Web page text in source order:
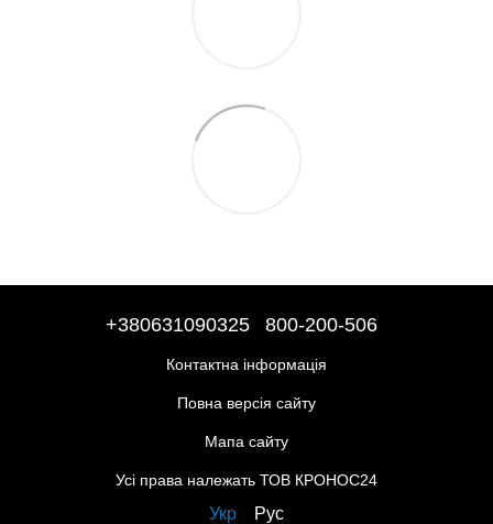
+380631090325 800-200-506
Контактна інформація
Повна версія сайту
Мапа сайту
Усі права належать ТОВ КРОНОС24
Укр Рус